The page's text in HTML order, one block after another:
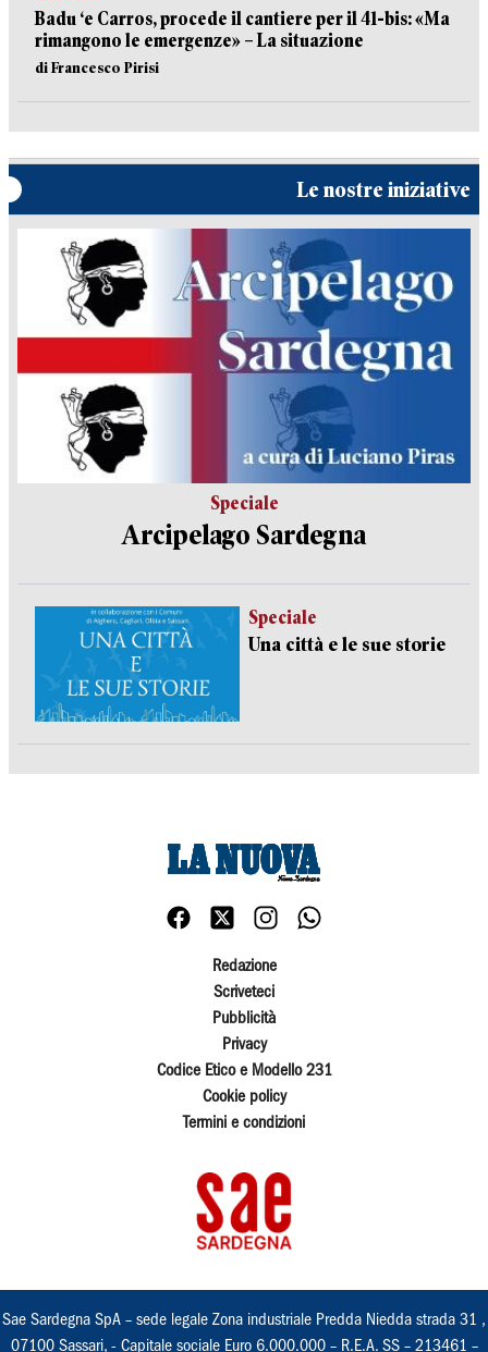
Badu ‘e Carros, procede il cantiere per il 41-bis: «Ma
rimangono le emergenze» – La situazione
di Francesco Pirisi
Le nostre iniziative
Speciale
Arcipelago Sardegna
Speciale
Una città e le sue storie
Redazione
Scriveteci
Pubblicità
Privacy
Codice Etico e Modello 231
Cookie policy
Termini e condizioni
Sae Sardegna SpA – sede legale Zona industriale Predda Niedda strada 31 ,
07100 Sassari, - Capitale sociale Euro 6.000.000 – R.E.A. SS – 213461 –